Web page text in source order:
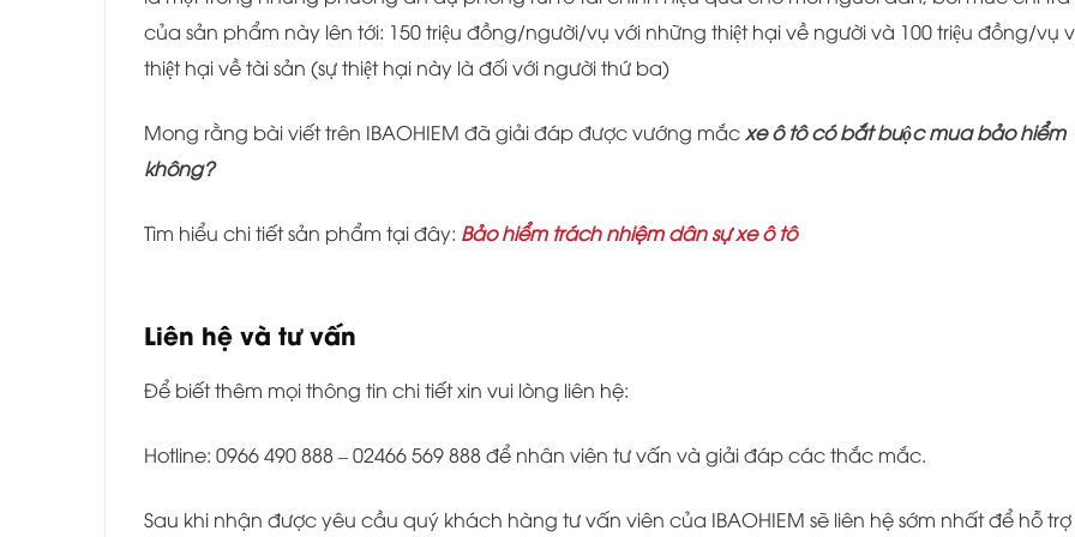
của sản phẩm này lên tới: 150 triệu đồng/người/vụ với những thiệt hại về người và 100 triệu đồng/vụ
thiệt hại về tài sản (sự thiệt hại này là đối với người thứ ba)
Mong rằng bài viết trên IBAOHIEM đã giải đáp được vướng mắc xe ô tô có bắt buộc mua bảo hiểm
không?
Tìm hiểu chi tiết sản phẩm tại đây: Bảo hiểm trách nhiệm dân sự xe ô tô
Liên hệ và tư vấn
Để biết thêm mọi thông tin chi tiết xin vui lòng liên hệ:
Hotline: 0966 490 888 – 02466 569 888 để nhân viên tư vấn và giải đáp các thắc mắc.
Sau khi nhận được yêu cầu quý khách hàng tư vấn viên của IBAOHIEM sẽ liên hệ sớm nhất để hỗ trợ